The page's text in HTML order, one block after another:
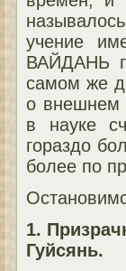
учение
ВАЙДАНЬ
самом же
о внешнем
в науке
гораздо
более по
1.
Гуйсянь.